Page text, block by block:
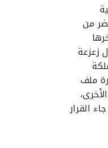
من
زعزعة
ملف
القرار